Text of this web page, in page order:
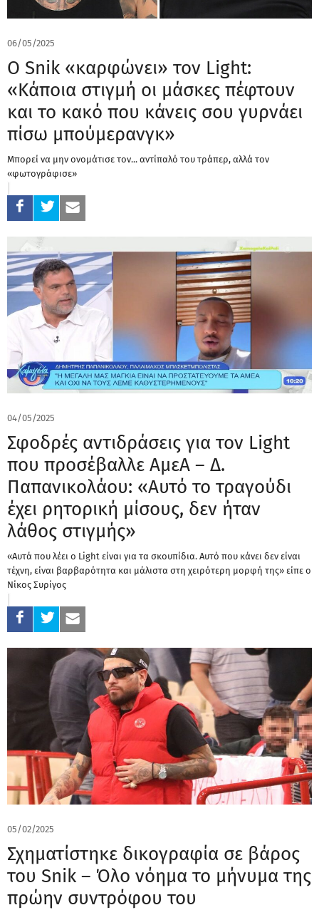
06/05/2025
Ο Snik «καρφώνει» τον Light:
«Κάποια στιγμή οι μάσκες πέφτουν
και το κακό που κάνεις σου γυρνάει
πίσω μπούμερανγκ»
Μπορεί να μην ονομάτισε τον... αντίπαλό του τράπερ, αλλά τον
«φωτογράφισε»
04/05/2025
Σφοδρές αντιδράσεις για τον Light
που προσέβαλλε ΑμεΑ – Δ.
Παπανικολάου: «Αυτό το τραγούδι
έχει ρητορική μίσους, δεν ήταν
λάθος στιγμής»
«Αυτά που λέει ο Light είναι για τα σκουπίδια. Αυτό που κάνει δεν είναι
τέχνη, είναι βαρβαρότητα και μάλιστα στη χειρότερη μορφή της» είπε ο
Νίκος Συρίγος
05/02/2025
Σχηματίστηκε δικογραφία σε βάρος
του Snik – Όλο νόημα το μήνυμα της
πρώην συντρόφου του